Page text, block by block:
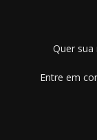
Quer
Entre em